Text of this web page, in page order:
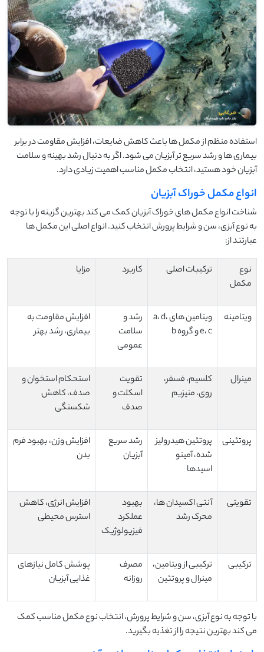
استفاده منظم از مکمل ها باعث کاهش ضایعات، افزایش مقاومت در برابر
بیماری ها و رشد سریع تر آبزیان می شود. اگر به دنبال رشد بهینه و سلامت
آبزیان خود هستید، انتخاب مکمل مناسب اهمیت زیادی دارد.
انواع مکمل خوراک آبزیان
شناخت انواع مکمل های خوراک آبزیان کمک می کند بهترین گزینه را با توجه
به نوع آبزی، سن و شرایط پرورش انتخاب کنید. انواع اصلی این مکمل ها
عبارتند از:
نوع
مکمل
ترکیبات اصلی کاربرد مزایا
ویتامینه
ویتامین های a، d،
e، c و گروه b
رشد و
سلامت
عمومی
افزایش مقاومت به
بیماری، رشد بهتر
مینرال
کلسیم، فسفر،
روی، منیزیم
تقویت
اسکلت و
صدف
استحکام استخوان و
صدف، کاهش
شکستگی
پروتئینی
پروتئین هیدرولیز
شده، آمینو
اسیدها
رشد سریع
آبزیان
افزایش وزن، بهبود فرم
بدن
تقویتی
آنتی اکسیدان ها،
محرک رشد
بهبود
عملکرد
فیزیولوژیک
افزایش انرژی، کاهش
استرس محیطی
ترکیبی
ترکیبی از ویتامین،
مینرال و پروتئین
مصرف
روزانه
پوشش کامل نیازهای
غذایی آبزیان
با توجه به نوع آبزی، سن و شرایط پرورش، انتخاب نوع مکمل مناسب کمک
می کند بهترین نتیجه را از تغذیه بگیرید.